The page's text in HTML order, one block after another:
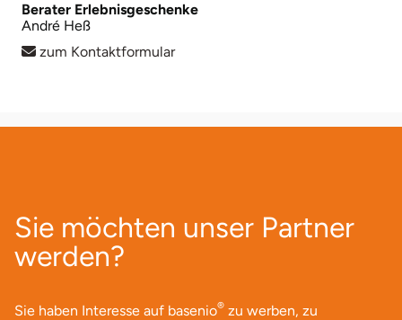
Berater Erlebnisgeschenke
André Heß
zum Kontaktformular
Sie möchten unser Partner
werden?
Sie haben Interesse auf basenio® zu werben, zu